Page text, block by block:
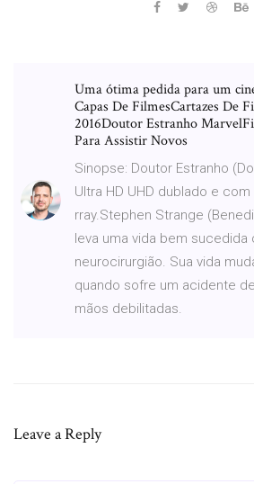
Uma ótima pedida para um
Capas De FilmesCartazes De
2016Doutor Estranho
Para Assistir Novos
Sinopse: Doutor Estranho
Ultra HD UHD dublado e
rray.Stephen Strange
leva uma vida bem sucedida
neurocirurgião. Sua vida
quando sofre um acidente
mãos debilitadas.
Leave a Reply